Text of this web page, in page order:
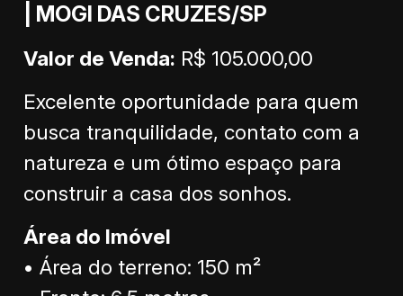
| MOGI DAS CRUZES/SP
Valor de Venda: R$ 105.000,00
Excelente oportunidade para quem
busca tranquilidade, contato com a
natureza e um ótimo espaço para
construir a casa dos sonhos.
Área do Imóvel
• Área do terreno: 150 m²